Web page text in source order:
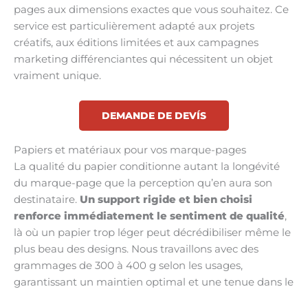
pages aux dimensions exactes que vous souhaitez. Ce
service est particulièrement adapté aux projets
créatifs, aux éditions limitées et aux campagnes
marketing différenciantes qui nécessitent un objet
vraiment unique.
DEMANDE DE DEVÍS
Papiers et matériaux pour vos marque-pages
La qualité du papier conditionne autant la longévité
du marque-page que la perception qu’en aura son
destinataire. Un support rigide et bien choisi
renforce immédiatement le sentiment de qualité,
là où un papier trop léger peut décrédibiliser même le
plus beau des designs. Nous travaillons avec des
grammages de 300 à 400 g selon les usages,
garantissant un maintien optimal et une tenue dans le